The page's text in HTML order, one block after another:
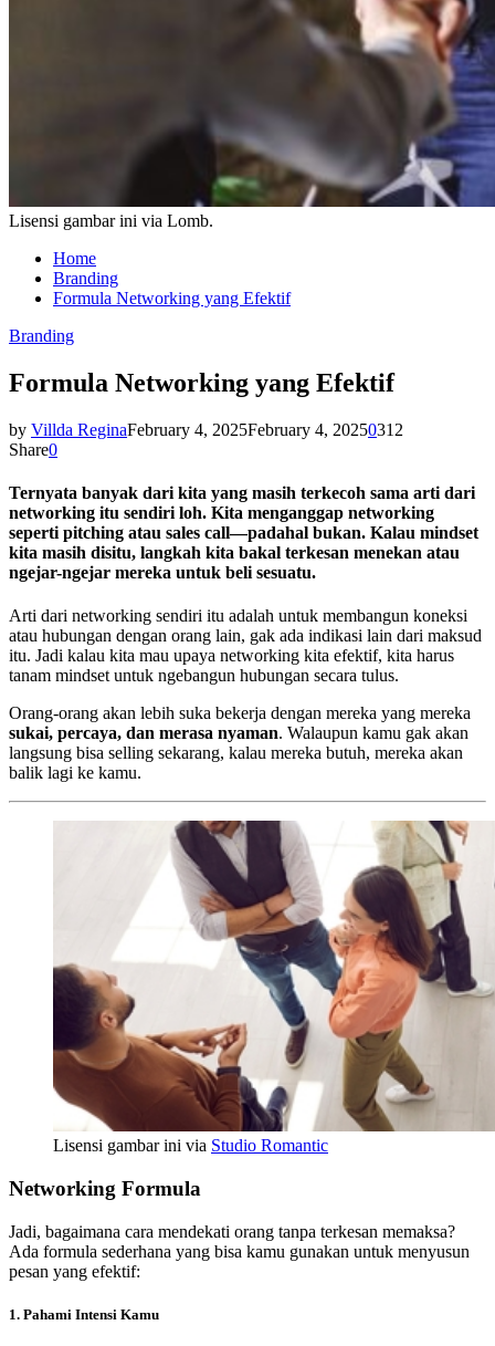
Lisensi gambar ini via Lomb.
Home
Branding
Formula Networking yang Efektif
Branding
Formula Networking yang Efektif
by Villda ReginaFebruary 4, 2025February 4, 20250312
Share0
Ternyata banyak dari kita yang masih terkecoh sama arti dari
networking itu sendiri loh. Kita menganggap networking
seperti pitching atau sales call—padahal bukan. Kalau mindset
kita masih disitu, langkah kita bakal terkesan menekan atau
ngejar-ngejar mereka untuk beli sesuatu.
Arti dari networking sendiri itu adalah untuk membangun koneksi
atau hubungan dengan orang lain, gak ada indikasi lain dari maksud
itu. Jadi kalau kita mau upaya networking kita efektif, kita harus
tanam mindset untuk ngebangun hubungan secara tulus.
Orang-orang akan lebih suka bekerja dengan mereka yang mereka
sukai, percaya, dan merasa nyaman. Walaupun kamu gak akan
langsung bisa selling sekarang, kalau mereka butuh, mereka akan
balik lagi ke kamu.
Lisensi gambar ini via Studio Romantic
Networking Formula
Jadi, bagaimana cara mendekati orang tanpa terkesan memaksa?
Ada formula sederhana yang bisa kamu gunakan untuk menyusun
pesan yang efektif:
1. Pahami Intensi Kamu